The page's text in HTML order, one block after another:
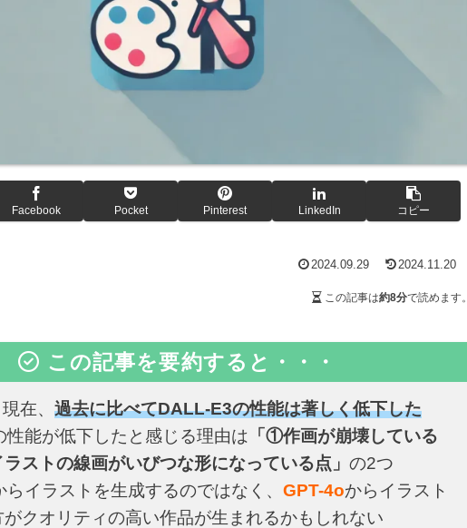
Facebook Pocket Pinterest LinkedIn コピー
2024.09.29 2024.11.20
この記事は約8分で読めます。
この記事を要約すると・・・
在、 過去に比べてDALL-E3の性能は著しく低下した
性能が低下したと感じる理由は 「①作画が崩壊している
ストの線画がいびつな形になっている点」 の2つ
イラストを生成するのではなく、 GPT-4oからイラスト
がクオリティの高い作品が生まれるかもしれない